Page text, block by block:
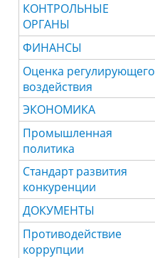
КОНТРОЛЬНЫЕ
ОРГАНЫ
ФИНАНСЫ
Оценка регулирующего
воздействия
ЭКОНОМИКА
Промышленная
политика
Стандарт развития
конкуренции
ДОКУМЕНТЫ
Противодействие
коррупции